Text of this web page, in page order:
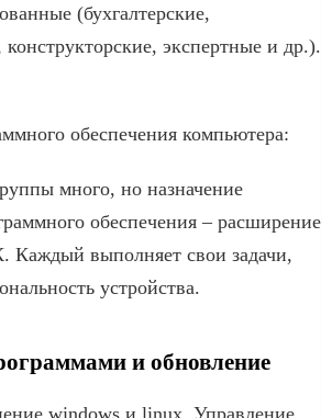
(бухгалтерские,
экспертные и др.).
обеспечения компьютера:
много, но назначение
обеспечения – расширение
Каждый выполняет свои задачи,
устройства.
и обновление
windows и linux. Управление